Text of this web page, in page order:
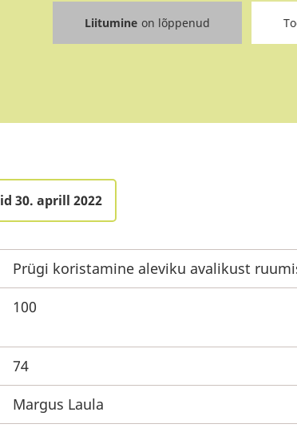
Liitumine on lõppenud
30. aprill 2022
Prügi koristamine aleviku avalikust
100
74
Margus Laula